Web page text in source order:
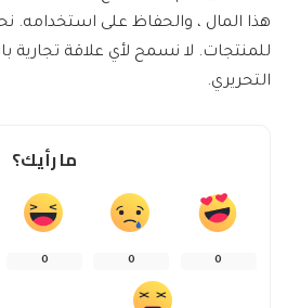
هذا المال ، والحفاظ على استخدامه.
للمنتجات. لا نسمح لأي علاقة تجارية
التحريري.
ما رأيك؟
0
0
0